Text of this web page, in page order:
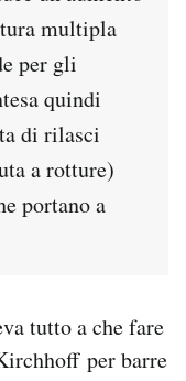
multipla
per gli
quindi
di rilasci
a rotture)
portano a
tutto a che fare
per barre